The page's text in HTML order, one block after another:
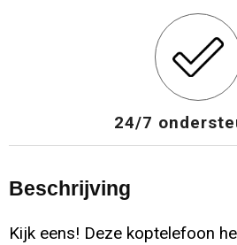
24/7
Beschrijving
Kijk eens! Deze koptelefoon